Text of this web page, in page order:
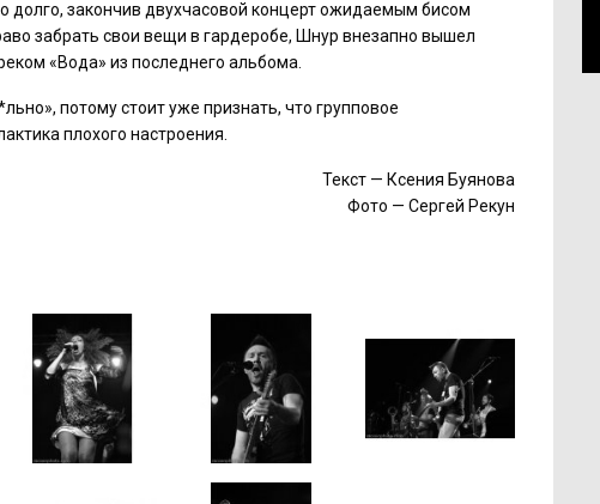
долго, закончив двухчасовой концерт ожидаемым бисом
забрать свои вещи в гардеробе, Шнур внезапно вышел
«Вода» из последнего альбома.
потому стоит уже признать, что групповое
плохого настроения.
Текст — Ксения Буянова
Фото — Сергей Рекун